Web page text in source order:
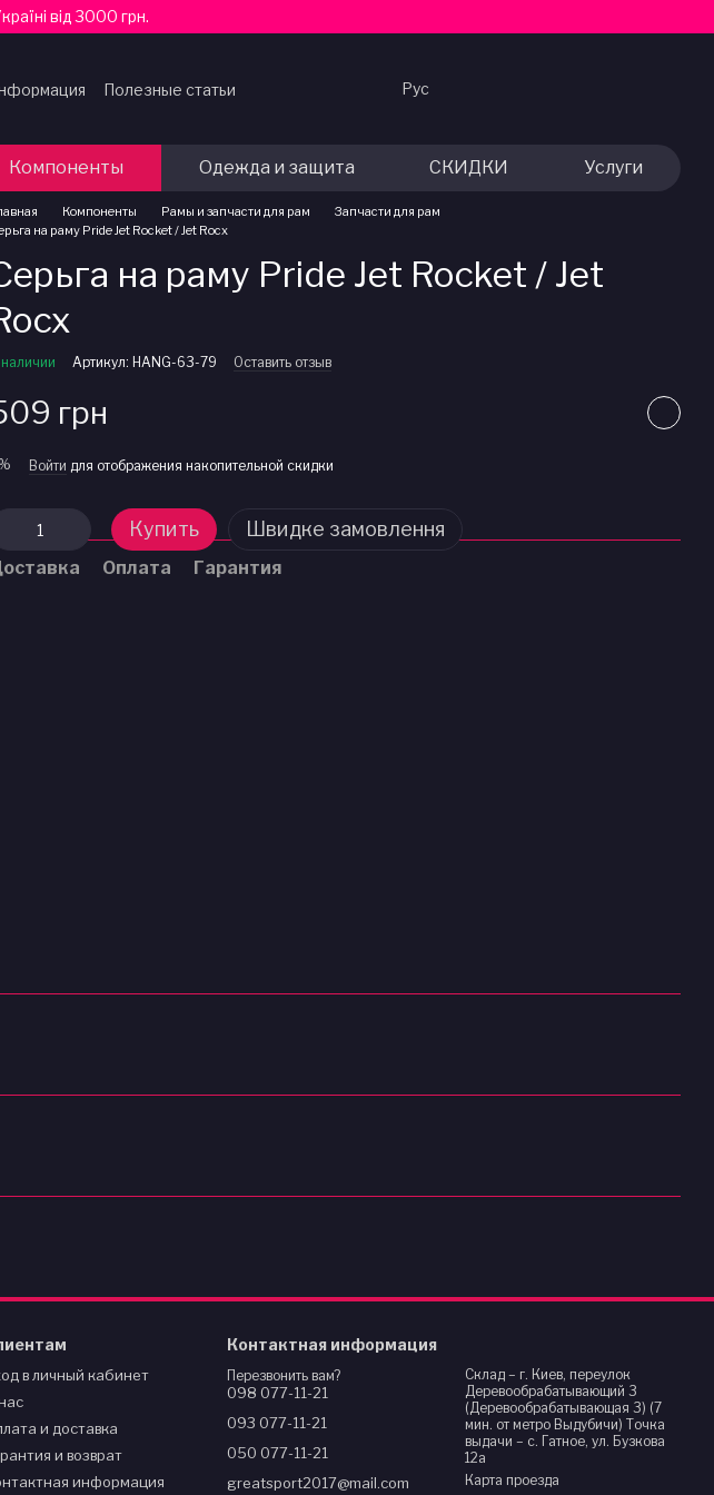
від 3000 грн.
Полезные статьи
Рус
Компоненты Одежда и защита СКИДКИ Услуги
Компоненты Рамы и запчасти для рам
Запчасти для рам
на раму Pride Jet Rocket / Jet Rocx
на раму Pride Jet Rocket / Jet
Артикул: HANG-63-79 Оставить отзыв
грн
% Войти для отображения накопительной скидки
Купить Швидке замовлення
Оплата Гарантия
в личный кабинет
и доставка
и возврат
информация
Контактная информация
Перезвонить вам?
098 077-11-21
093 077-11-21
050 077-11-21
greatsport2017@mail.com
Склад – г. Киев, переулок
Деревообрабатывающий 3
(Деревообрабатывающая 3) (7
мин. от метро Выдубичи) Точка
выдачи – с. Гатное, ул. Бузкова
12а
Карта проезда